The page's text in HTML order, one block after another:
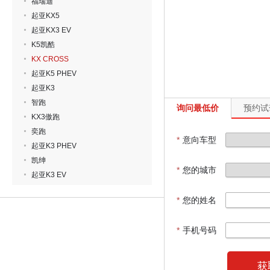
起亚KX5
起亚KX3 EV
K5凯酷
KX CROSS
起亚K5 PHEV
起亚K3
智跑
KX3傲跑
奕跑
起亚K3 PHEV
凯绅
起亚K3 EV
询问最低价 预约
* 意向车型
* 您的城市
* 您的姓名
* 手机号码
获